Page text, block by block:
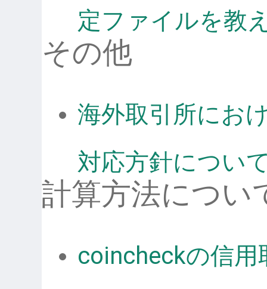
定ファイルを教
その他
海外取引所にお
対応方針につい
計算方法につい
coincheckの信